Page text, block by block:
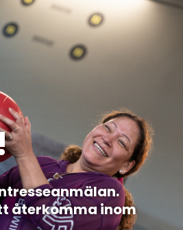
återkomma inom